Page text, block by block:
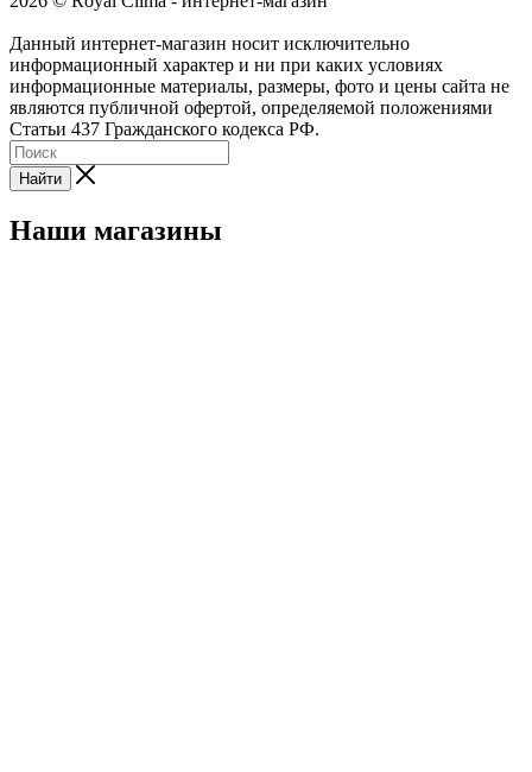
Данный интернет-магазин носит исключительно
информационный характер и ни при каких условиях
информационные материалы, размеры, фото и цены сайта не
являются публичной офертой, определяемой положениями
Статьи 437 Гражданского кодекса РФ.
Найти
Наши магазины